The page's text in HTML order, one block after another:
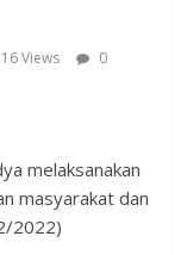
Views
0
melaksanakan
masyarakat dan
2022)